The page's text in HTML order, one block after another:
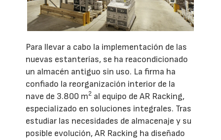
Para llevar a cabo la implementación de las
nuevas estanterías, se ha reacondicionado
un almacén antiguo sin uso. La firma ha
confiado la reorganización interior de la
nave de 3.800 m2 al equipo de AR Racking,
especializado en soluciones integrales. Tras
estudiar las necesidades de almacenaje y su
posible evolución, AR Racking ha diseñado